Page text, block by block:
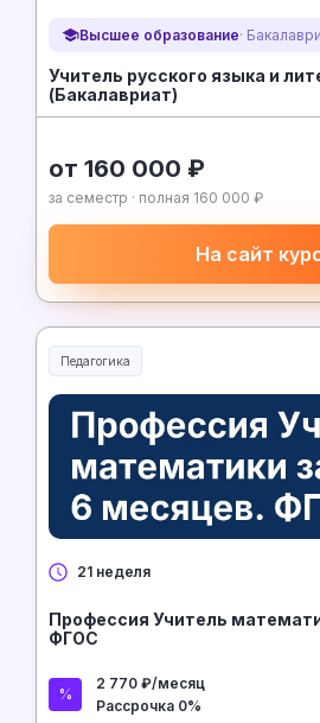
Высшее образование·
Учитель русского языка и
(Бакалавриат)
от 160 000 ₽
за семестр · полная 160 000 ₽
На сайт
Педагогика
Образование и педагогика
21 неделя
Профессия Учитель
ФГОС
2 770 ₽/месяц
Рассрочка 0%